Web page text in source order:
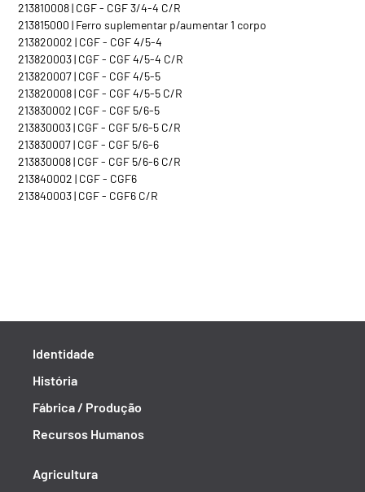
213810008 | CGF - CGF 3/4-4 C/R
213815000 | Ferro suplementar p/aumentar 1 corpo
213820002 | CGF - CGF 4/5-4
213820003 | CGF - CGF 4/5-4 C/R
213820007 | CGF - CGF 4/5-5
213820008 | CGF - CGF 4/5-5 C/R
213830002 | CGF - CGF 5/6-5
213830003 | CGF - CGF 5/6-5 C/R
213830007 | CGF - CGF 5/6-6
213830008 | CGF - CGF 5/6-6 C/R
213840002 | CGF - CGF6
213840003 | CGF - CGF6 C/R
Identidade
História
Fábrica / Produção
Recursos Humanos
Agricultura